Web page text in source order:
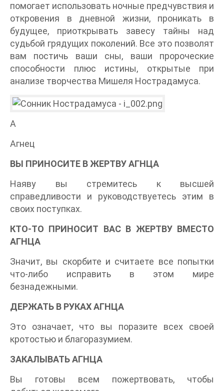
помогает использовать ночные предчувствия и
откровения в дневной жизни, проникать в
будущее, приоткрывать завесу тайны над
судьбой грядущих поколений. Все это позволят
вам постичь ваши сны, ваши пророческие
способности плюс истины, открытые при
анализе творчества Мишеля Нострадамуса.
А
Агнец
ВЫ ПРИНОСИТЕ В ЖЕРТВУ АГНЦА
Наяву вы стремитесь к высшей
справедливости и руководствуетесь этим в
своих поступках.
КТО-ТО ПРИНОСИТ ВАС В ЖЕРТВУ ВМЕСТО
АГНЦА
Значит, вы скорбите и считаете все попытки
что-либо исправить в этом мире
безнадежными.
ДЕРЖАТЬ В РУКАХ АГНЦА
Это означает, что вы поразите всех своей
кротостью и благоразумием.
ЗАКАЛЫВАТЬ АГНЦА
Вы готовы всем пожертвовать, чтобы